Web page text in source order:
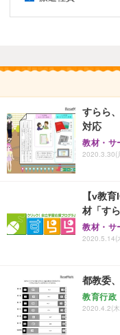
すらら
対応
教材・サ
2020.3.30(
【v教
材「すら
教材・サ
2020.5.14(
都教委
教育行政
2020.4.2(